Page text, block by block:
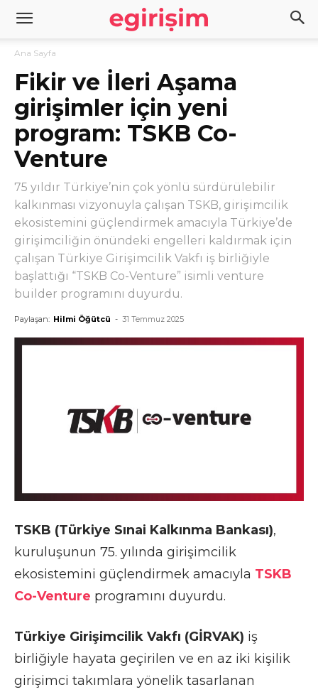
Ana Sayfa
Fikir ve İleri Aşama
girişimler için yeni
program: TSKB Co-
Venture
75 yıldır Türkiye’nin çok yönlü sürdürülebilir
kalkınması vizyonuyla çalışan TSKB, girişimcilik
ekosistemini güçlendirmek amacıyla Türkiye’de
girişimciliğin önündeki engelleri kaldırmak için
çalışan Türkiye Girişimcilik Vakfı iş birliğiyle
başlattığı “TSKB Co-Venture” isimli venture
builder programını duyurdu.
Paylaşan: Hilmi Öğütcü - 31 Temmuz 2025
TSKB (Türkiye Sınai Kalkınma Bankası),
kuruluşunun 75. yılında girişimcilik
ekosistemini güçlendirmek amacıyla TSKB
Co-Venture programını duyurdu.
Türkiye Girişimcilik Vakfı (GİRVAK) iş
birliğiyle hayata geçirilen ve en az iki kişilik
girişimci takımlara yönelik tasarlanan